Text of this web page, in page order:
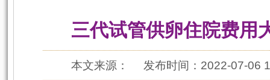
三代试管供卵住院费用
本文来源： 发布时间：2022-07-06